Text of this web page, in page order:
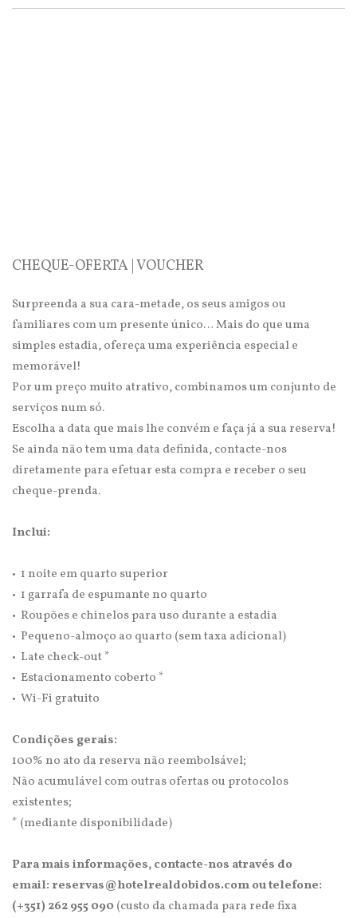
CHEQUE-OFERTA | VOUCHER
Surpreenda a sua cara-metade, os seus amigos ou
familiares com um presente único… Mais do que uma
simples estadia, ofereça uma experiência especial e
memorável!
Por um preço muito atrativo, combinamos um conjunto de
serviços num só.
Escolha a data que mais lhe convém e faça já a sua reserva!
Se ainda não tem uma data definida, contacte-nos
diretamente para efetuar esta compra e receber o seu
cheque-prenda.
Inclui:
• 1 noite em quarto superior
• 1 garrafa de espumante no quarto
• Roupões e chinelos para uso durante a estadia
• Pequeno-almoço ao quarto (sem taxa adicional)
• Late check-out *
• Estacionamento coberto *
• Wi-Fi gratuito
Condições gerais:
100% no ato da reserva não reembolsável;
Não acumulável com outras ofertas ou protocolos
existentes;
* (mediante disponibilidade)
Para mais informações, contacte-nos através do
email: reservas@hotelrealdobidos.com ou telefone:
(+351) 262 955 090 (custo da chamada para rede fixa